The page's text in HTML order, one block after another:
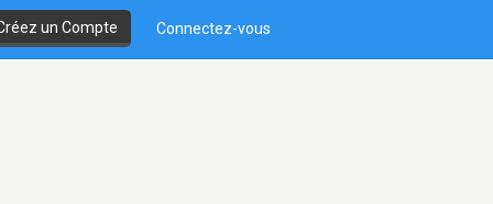
un Compte Connectez-vous